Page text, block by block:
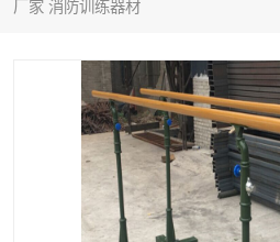
厂家 消防训练器材